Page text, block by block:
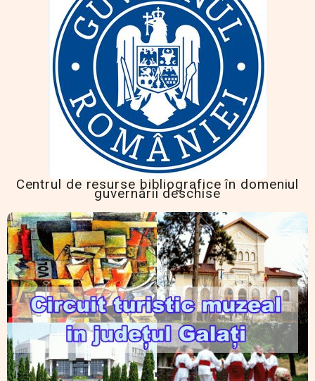
Centrul de resurse bibliografice în domeniul
guvernării deschise